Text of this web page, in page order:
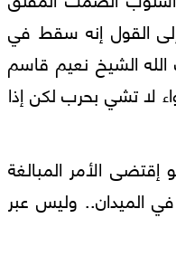
القول إنه سقط في
الله الشيخ نعيم قاسم
لا تشي بحرب لكن إذا
الأمر المبالغة
الميدان.. وليس عبر